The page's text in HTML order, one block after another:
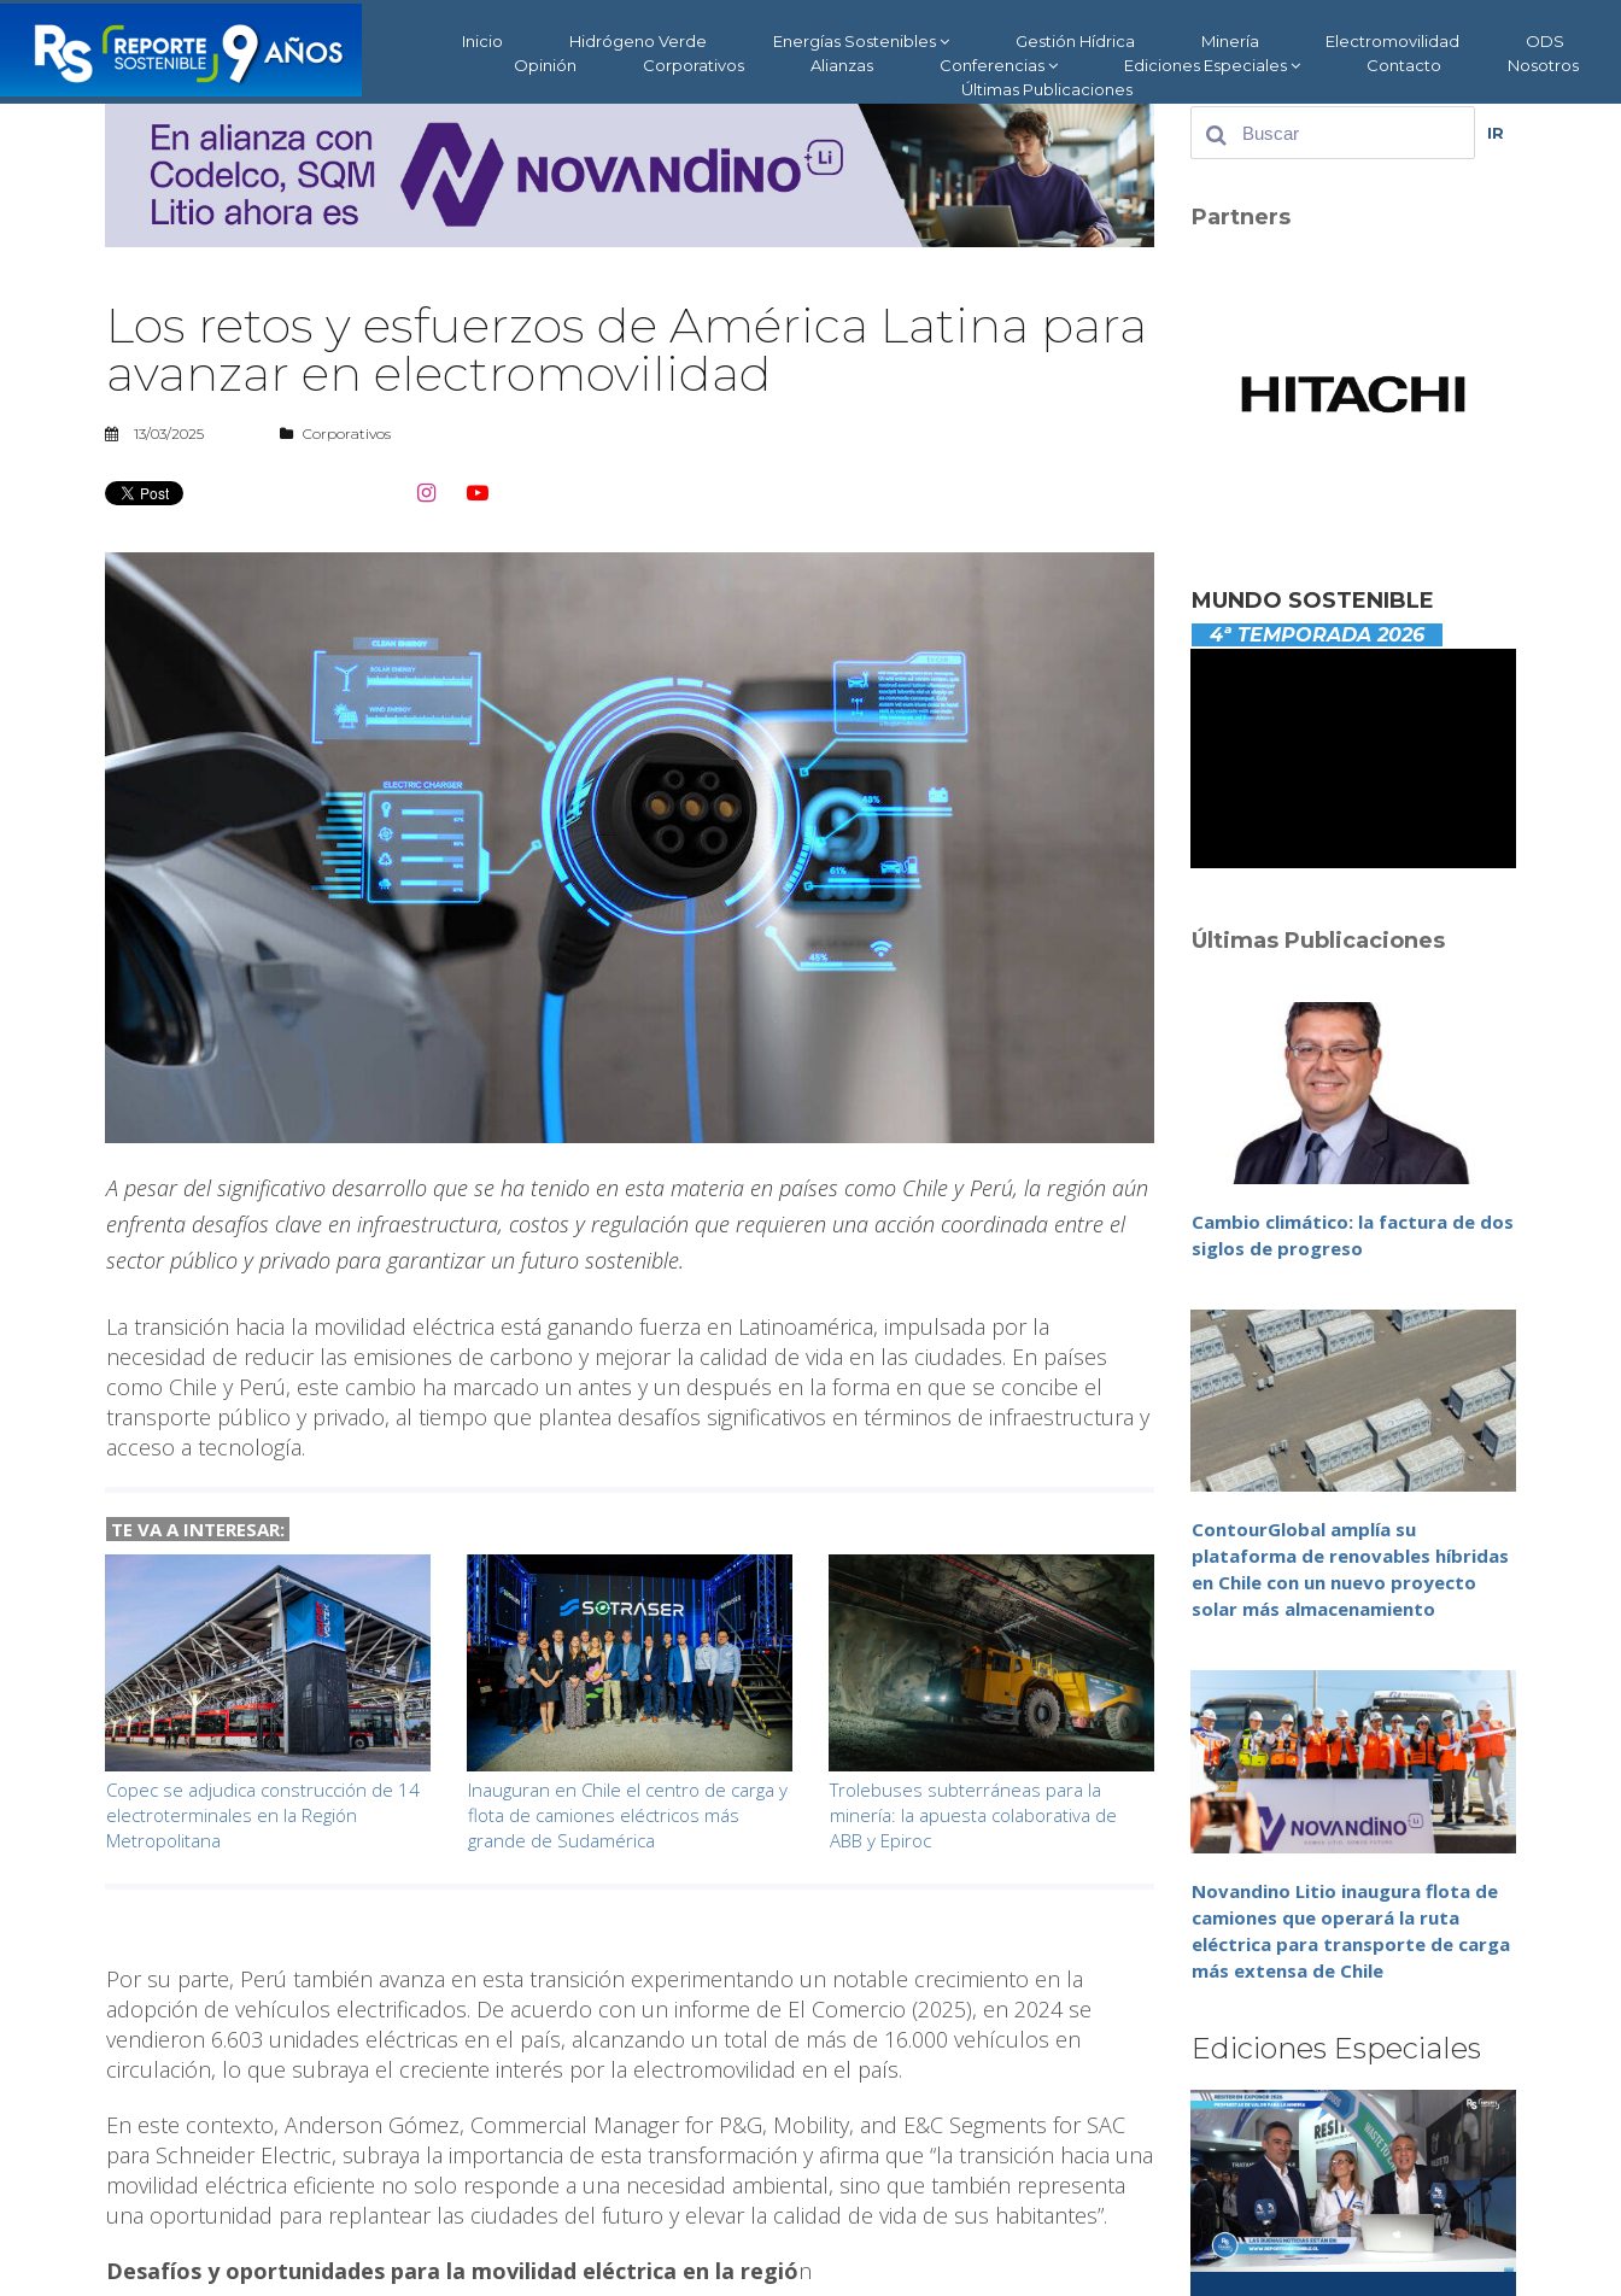
Inicio Hidrógeno Verde Energías Sostenibles Gestión Hídrica Minería Electromovilidad
ODS
Opinión
Corporativos Alianzas Conferencias Ediciones Especiales Contacto
Nosotros
Últimas Publicaciones
Los retos y esfuerzos de América Latina para
avanzar en electromovilidad
13/03/2025 Corporativos
 
A pesar del significativo desarrollo que se ha tenido en esta materia en países como Chile y Perú, la región aún
enfrenta desafíos clave en infraestructura, costos y regulación que requieren una acción coordinada entre el
sector público y privado para garantizar un futuro sostenible.
La transición hacia la movilidad eléctrica está ganando fuerza en Latinoamérica, impulsada por la
necesidad de reducir las emisiones de carbono y mejorar la calidad de vida en las ciudades. En países
como Chile y Perú, este cambio ha marcado un antes y un después en la forma en que se concibe el
transporte público y privado, al tiempo que plantea desafíos significativos en términos de infraestructura y
acceso a tecnología.
TE VA A INTERESAR:
Copec se adjudica construcción de 14
electroterminales en la Región
Metropolitana
Inauguran en Chile el centro de carga y
flota de camiones eléctricos más
grande de Sudamérica
Trolebuses subterráneas para la
minería: la apuesta colaborativa de
ABB y Epiroc
Por su parte, Perú también avanza en esta transición experimentando un notable crecimiento en la
adopción de vehículos electrificados. De acuerdo con un informe de El Comercio (2025), en 2024 se
vendieron 6.603 unidades eléctricas en el país, alcanzando un total de más de 16.000 vehículos en
circulación, lo que subraya el creciente interés por la electromovilidad en el país.
En este contexto, Anderson Gómez, Commercial Manager for P&G, Mobility, and E&C Segments for SAC
para Schneider Electric, subraya la importancia de esta transformación y afirma que “la transición hacia una
movilidad eléctrica eficiente no solo responde a una necesidad ambiental, sino que también representa
una oportunidad para replantear las ciudades del futuro y elevar la calidad de vida de sus habitantes”.
Desafíos y oportunidades para la movilidad eléctrica en la región
IR
Partners
MUNDO SOSTENIBLE
4ª TEMPORADA 2026
Últimas Publicaciones
Cambio climático: la factura de dos
siglos de progreso
ContourGlobal amplía su
plataforma de renovables híbridas
en Chile con un nuevo proyecto
solar más almacenamiento
Novandino Litio inaugura flota de
camiones que operará la ruta
eléctrica para transporte de carga
más extensa de Chile
Ediciones Especiales